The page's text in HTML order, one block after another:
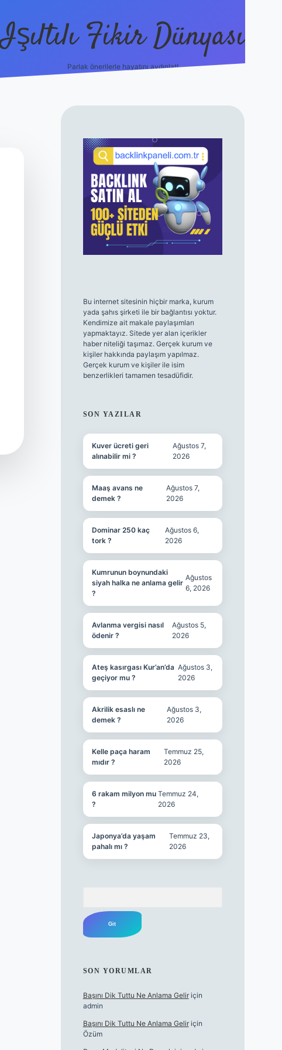
Işıltılı Fikir Dünyası
Parlak önerilerle hayatını aydınlat!
SIDEBAR
Bu internet sitesinin hiçbir marka, kurum
yada şahıs şirketi ile bir bağlantısı yoktur.
Kendimize ait makale paylaşımları
yapmaktayız. Sitede yer alan içerikler
haber niteliği taşımaz. Gerçek kurum ve
kişiler hakkında paylaşım yapılmaz.
Gerçek kurum ve kişiler ile isim
benzerlikleri tamamen tesadüfidir.
SON YAZILAR
Kuver ücreti geri
alınabilir mi ?
Ağustos 7,
2026
Maaş avans ne
demek ?
Ağustos 7,
2026
Dominar 250 kaç
tork ?
Ağustos 6,
2026
Kumrunun boynundaki
siyah halka ne anlama gelir
?
Ağustos
6, 2026
Avlanma vergisi nasıl
ödenir ?
Ağustos 5,
2026
Ateş kasırgası Kur’an’da
geçiyor mu ?
Ağustos 3,
2026
Akrilik esaslı ne
demek ?
Ağustos 3,
2026
Kelle paça haram
mıdır ?
Temmuz 25,
2026
6 rakam milyon mu
?
Temmuz 24,
2026
Japonya’da yaşam
pahalı mı ?
Temmuz 23,
2026
SON YORUMLAR
Başını Dik Tuttu Ne Anlama Geliriçin
admin
Başını Dik Tuttu Ne Anlama Geliriçin
Özüm
ilbet canlı